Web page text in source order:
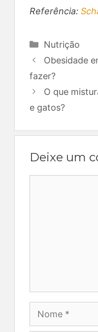
Referência:
Categorias
Nutrição
Obesidade
fazer?
O que
e gatos?
Deixe um
Nome